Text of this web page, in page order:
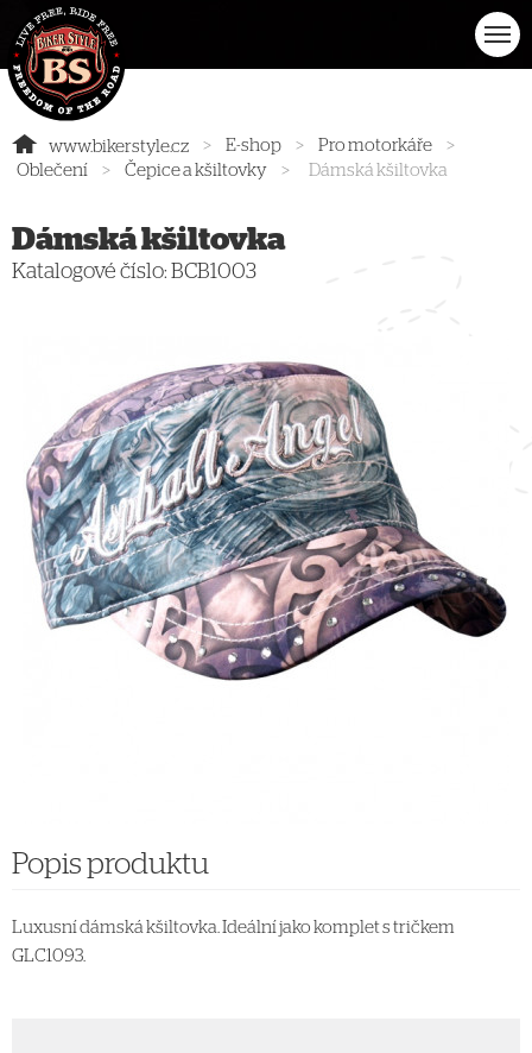
www.bikerstyle.cz > E-shop > Pro motorkáře
>
Oblečení
> Čepice a kšiltovky > Dámská kšiltovka
Dámská kšiltovka
Katalogové číslo: BCB1003
Popis produktu
Luxusní dámská kšiltovka. Ideální jako komplet s tričkem
GLC1093.